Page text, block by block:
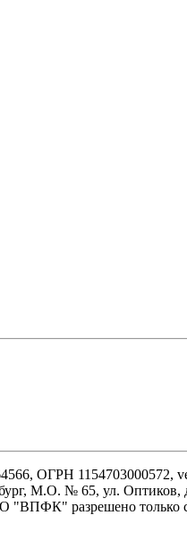
ОГРН 1154703000572,
М.О. № 65, ул.
"ВПФК" разрешено только с